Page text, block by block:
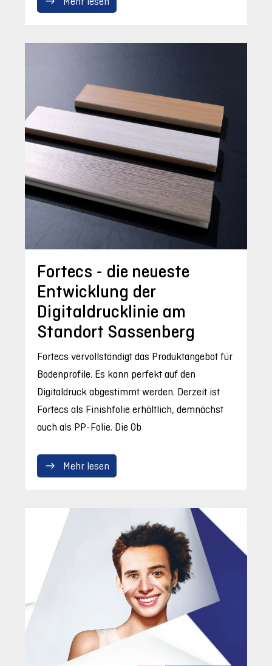
Fortecs - die neueste
Entwicklung der
Digitaldrucklinie am
Standort Sassenberg
Fortecs vervollständigt das Produktangebot für
Bodenprofile. Es kann perfekt auf den
Digitaldruck abgestimmt werden. Derzeit ist
Fortecs als Finishfolie erhältlich, demnächst
auch als PP-Folie. Die Ob
Mehr lesen